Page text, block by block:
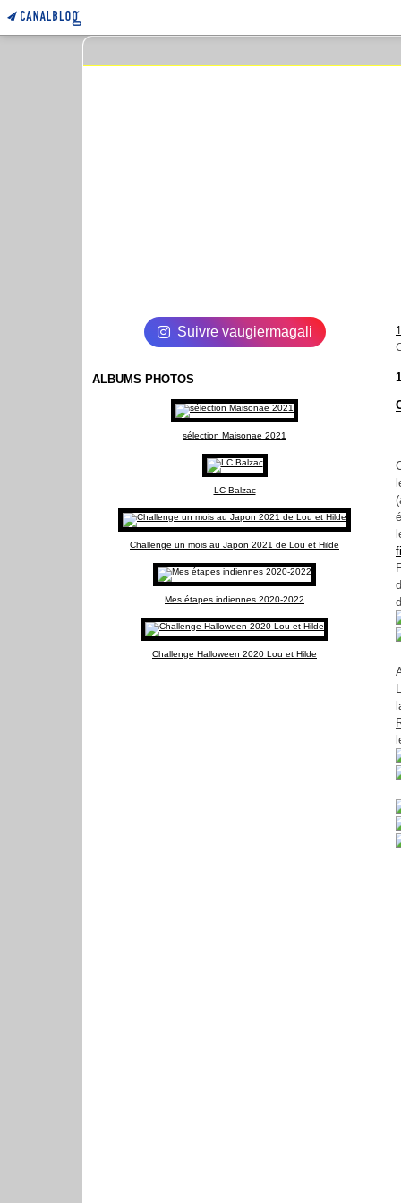
Suivre vaugiermagali
ALBUMS PHOTOS
sélection Maisonae 2021
LC Balzac
Challenge un mois au Japon 2021 de Lou et Hilde
Mes étapes indiennes 2020-2022
Challenge Halloween 2020 Lou et Hilde